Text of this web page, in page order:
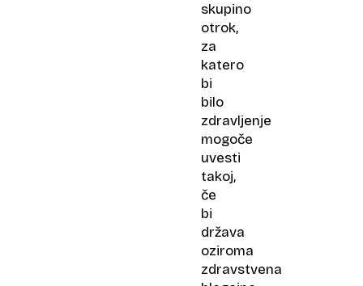
skupino
otrok,
za
katero
bi
bilo
zdravljenje
mogoče
uvesti
takoj,
če
bi
država
oziroma
zdravstvena